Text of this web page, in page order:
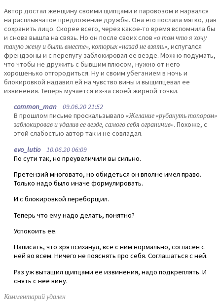
Автор достал женщину своими щипцами и паровозом и нарвался
на расплывчатое предложение дружбы. Она его послала мягко, дав
сохранить лицо. Скорее всего, через какое-то время вспомнила бы
и снова вышла на связь. Но он после своих слов «о том что я хочу
такую жену и быть вместе», которых «назад не взять», испугался
френдзоны и с перепугу заблокировал ее везде. Можно подумать,
что чтобы не дружить с бывшим плюсом, нужно от него
хорошенько отгородиться. Ну и своим убеганием в ночь и
блокировкой надавил ей на чувство вины и выщипцевал ее
извинения. Теперь мучается из-за своей жирной точки.
common_man 09.06.20 21:52
В прошлом письме проскальзывало «Желание «рубануть топором»
заблокировав и удалив ее везде, самого себя ограничив». Похоже, с
этой слабостью автор так и не совладал.
evo_lutio10.06.20 06:09
По сути так, но преувеличили вы сильно.
Претензий многовато, но обидеться он вполне имел право.
Только надо было иначе формулировать.
И с блокировкой переборщил.
Теперь что ему надо делать, понятно?
Успокоить ее.
Написать, что зря психанул, все с ним нормально, согласен с
ней во всем. Ничего не пояснять про себя. Соглашаться с ней.
Раз уж вытащил щипцами ее извинения, надо подкреплять. И
снять с неё вину.
Комментарий удален